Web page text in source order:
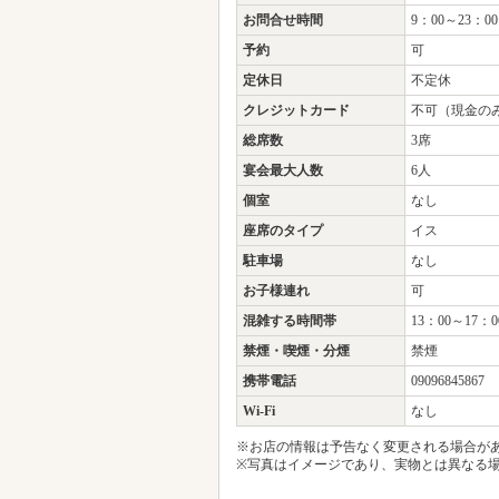
座席のタイプ
イス
駐車場
なし
お子様連れ
可
混雑する時間帯
13：00～17：
禁煙・喫煙・分煙
禁煙
携帯電話
09096845867
Wi-Fi
なし
※お店の情報は予告なく変更される場合が
※写真はイメージであり、実物とは異なる